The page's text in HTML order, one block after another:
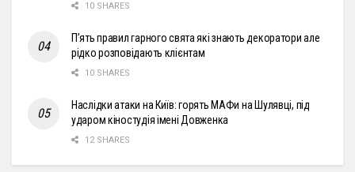
10 SHARES
П’ять правил гарного свята які знають декоратори але
рідко розповідають клієнтам
10 SHARES
Наслідки атаки на Київ: горять МАФи на Шулявці, під
ударом кіностудія імені Довженка
12 SHARES